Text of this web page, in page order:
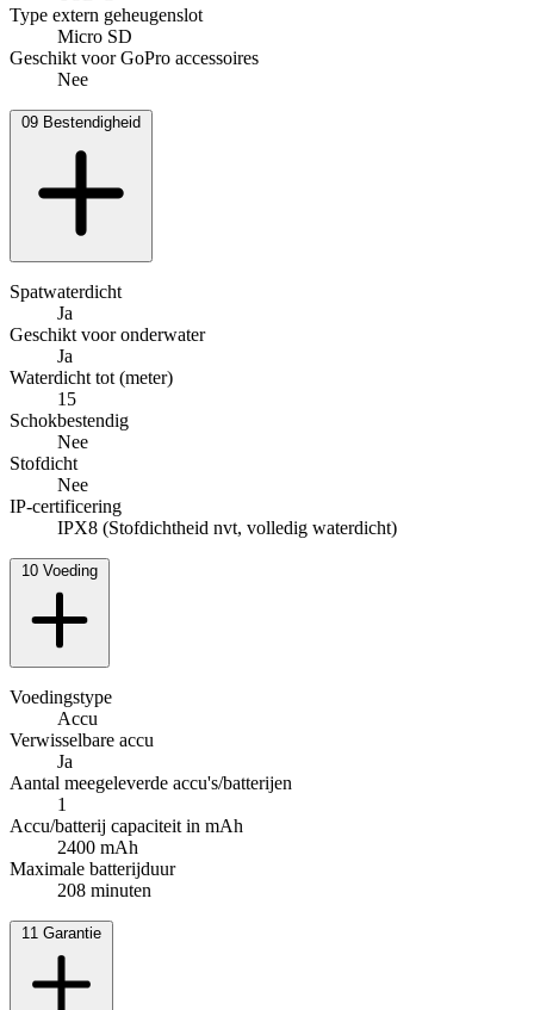
Type extern geheugenslot
Micro SD
Geschikt voor GoPro accessoires
Nee
09 Bestendigheid
Spatwaterdicht
Ja
Geschikt voor onderwater
Ja
Waterdicht tot (meter)
15
Schokbestendig
Nee
Stofdicht
Nee
IP-certificering
IPX8 (Stofdichtheid nvt, volledig waterdicht)
10 Voeding
Voedingstype
Accu
Verwisselbare accu
Ja
Aantal meegeleverde accu's/batterijen
1
Accu/batterij capaciteit in mAh
2400 mAh
Maximale batterijduur
208 minuten
11 Garantie